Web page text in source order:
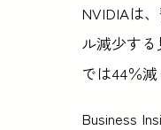
NVIDIAは
ル減少す
では44％
Business